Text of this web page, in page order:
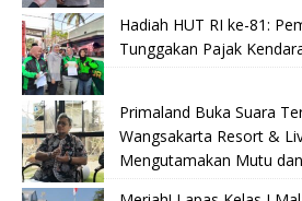
Hadiah HUT RI ke-81:
Tunggakan Pajak
Primaland Buka Suara
Wangsakarta Resort &
Mengutamakan Mutu